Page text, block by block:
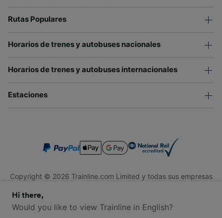
Rutas Populares
Horarios de trenes y autobuses nacionales
Horarios de trenes y autobuses internacionales
Estaciones
Copyright © 2026 Trainline.com Limited y todas sus empresas
Trainline.com Limited está registrada en Inglaterra y Gales.
Compañía No. 3846791. Dirección: 1 Stonecutter St, Londres
Hi there,
Would you like to view Trainline in English?